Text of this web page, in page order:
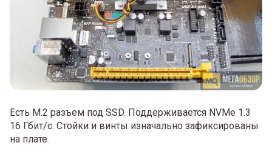
Есть M.2 разъем под SSD. Поддерживается NVMe 1.3
16 Гбит/с. Стойки и винты изначально зафиксированы
на плате.